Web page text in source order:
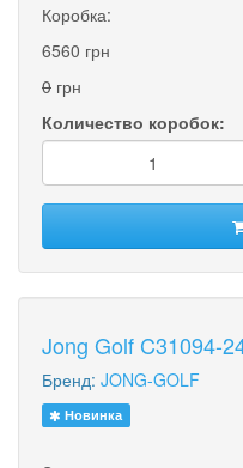
Коробка:
6560 грн
0 грн
Количество коробок:
Jong Golf C31094-
Бренд: JONG-GOLF
Новинка